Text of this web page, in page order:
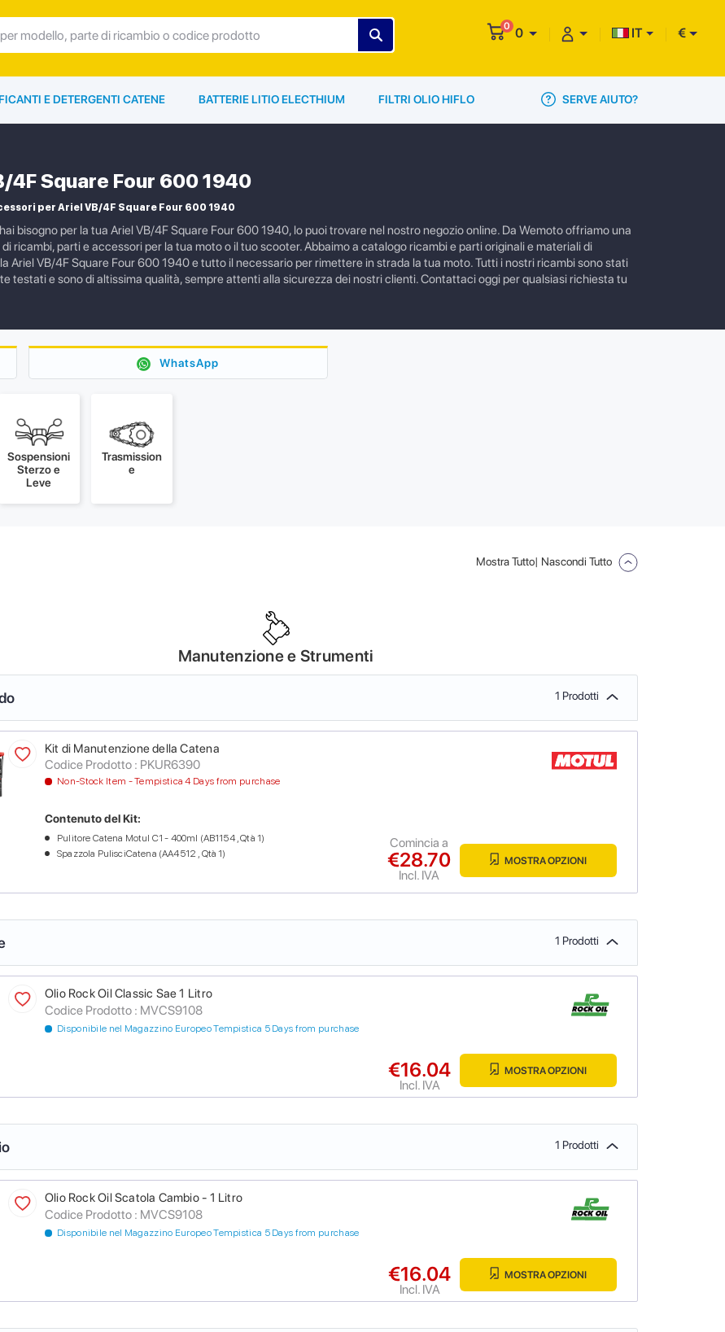
0 0 IT €
E DETERGENTI CATENE BATTERIE LITIO ELECTHIUM FILTRI OLIO HIFLO SERVE AIUTO?
4F Square Four 600 1940
per Ariel VB/4F Square Four 600 1940
bisogno per la tua Ariel VB/4F Square Four 600 1940, lo puoi trovare nel nostro negozio online. Da Wemoto offriamo una
ricambi, parti e accessori per la tua moto o il tuo scooter. Abbaimo a catalogo ricambi e parti originali e materiali di
Ariel VB/4F Square Four 600 1940 e tutto il necessario per rimettere in strada la tua moto. Tutti i nostri ricambi sono stati
testati e sono di altissima qualità, sempre attenti alla sicurezza dei nostri clienti. Contattaci oggi per qualsiasi richiesta tu
WhatsApp
Sospensioni
Sterzo e
Leve
Trasmission
e
Mostra Tutto| Nascondi Tutto
Manutenzione e Strumenti
1 Prodotti
Kit di Manutenzione della Catena
Codice Prodotto : PKUR6390
Non-Stock Item - Tempistica 4 Days from purchase
Contenuto del Kit:
Pulitore Catena Motul C1 - 400ml (AB1154 , Qtà 1)
Spazzola PulisciCatena (AA4512 , Qtà 1)
€28.70
Incl. IVA
Comincia a
MOSTRA OPZIONI
1 Prodotti
Olio Rock Oil Classic Sae 1 Litro
Codice Prodotto : MVCS9108
Disponibile nel Magazzino Europeo Tempistica 5 Days from purchase
€16.04
Incl. IVA
MOSTRA OPZIONI
1 Prodotti
Olio Rock Oil Scatola Cambio - 1 Litro
Codice Prodotto : MVCS9108
Disponibile nel Magazzino Europeo Tempistica 5 Days from purchase
€16.04
Incl. IVA
MOSTRA OPZIONI